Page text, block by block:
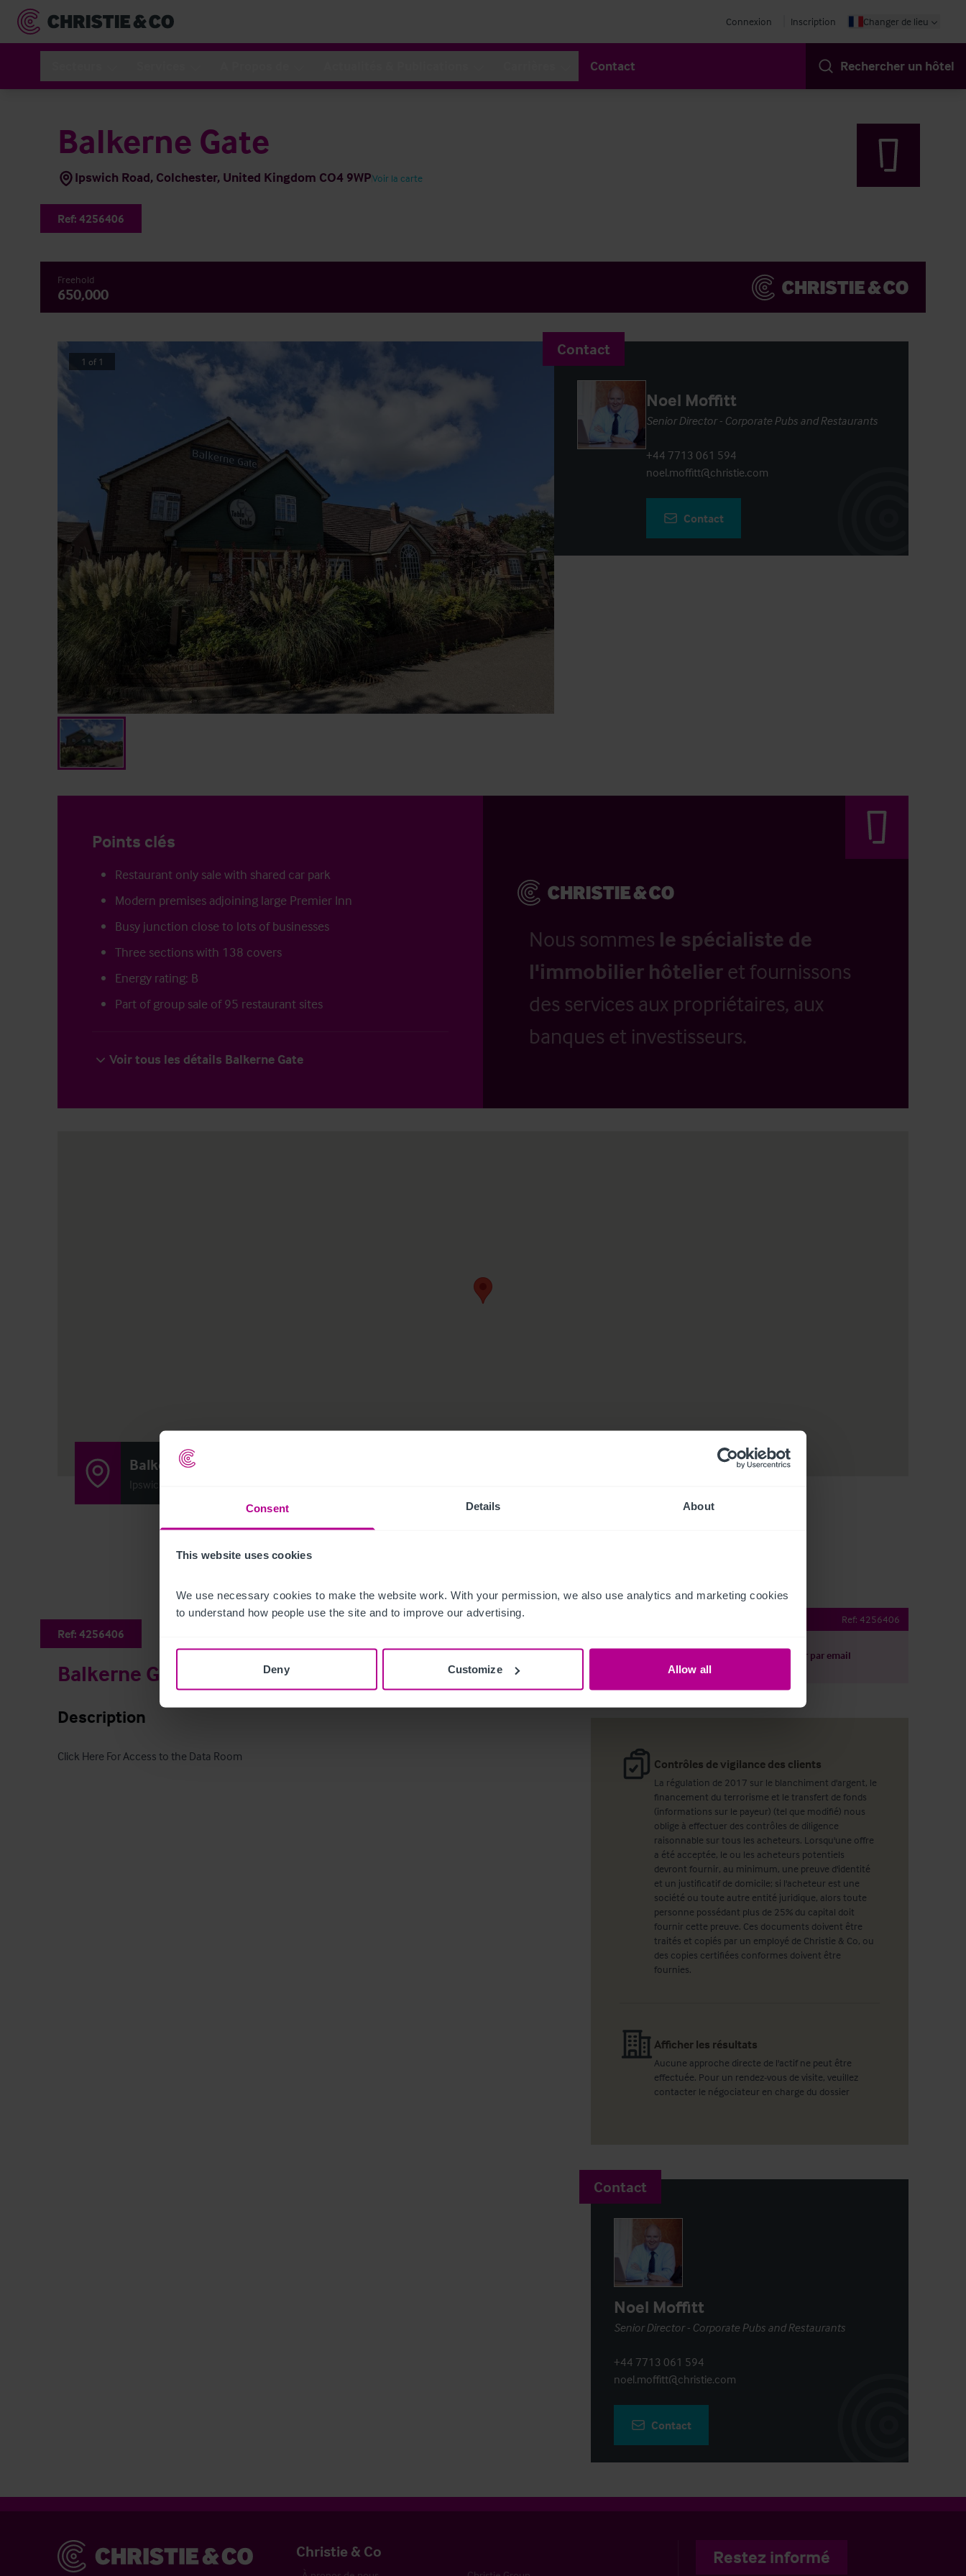
Consent Details About
This website uses cookies
We use necessary cookies to make the website work. With your permission, we also use analytics and marketing cookies
to understand how people use the site and to improve our advertising.
Deny Customize Allow all
Connexion Inscription Changer de lieu
Contact Rechercher un hôtel
Balkerne Gate
Ipswich Road, Colchester, United Kingdom CO4 9WPVoir la carte
Ref: 4256406
Freehold
650,000
1 of 1
Contact
Noel Moffitt
Senior Director - Corporate Pubs and Restaurants
+44 7713 061 594
noel.moffitt@christie.com
Contact
Points clés
Restaurant only sale with shared car park
Modern premises adjoining large Premier Inn
Busy junction close to lots of businesses
Three sections with 138 covers
Energy rating: B
Part of group sale of 95 restaurant sites
Voir tous les détails Balkerne Gate
Nous sommes le spécialiste de
l'immobilier hôtelier et fournissons
des services aux propriétaires, aux
banques et investisseurs.
Balkerne Gate
Ipswich Road, Colchester, United Kingdom CO4 9WP
Ref: 4256406
Balkerne Gate
Description
Click Here For Access to the Data Room
Ref: 4256406
Partager par email
Contrôles de vigilance des clients
La régulation de 2017 sur le blanchiment d'argent, le
financement du terrorisme et le transfert de fonds
(informations sur le payeur) (tel que modifié) nous
oblige à effectuer des contrôles de diligence
raisonnable sur tous les acheteurs. Lorsqu'une offre
a été acceptée, le ou les acheteurs potentiels
devront fournir, au minimum, une preuve d'identité
et un justificatif de domicile; si l'acheteur est une
société ou toute autre entité juridique, alors toute
personne possédant plus de 25% du capital doit
fournir cette preuve. Ces documents doivent être
traités et copiés par un employé de Christie & Co, ou
des copies certifiées conformes doivent être
fournies.
Afficher les résultats
Aucune approche directe de l'actif ne peut être
effectuée. Pour un rendez-vous de visite, veuillez
contacter le négociateur en charge du dossier
Contact
Noel Moffitt
Senior Director - Corporate Pubs and Restaurants
+44 7713 061 594
noel.moffitt@christie.com
Contact
Christie & Co Christie & Co Restez informé